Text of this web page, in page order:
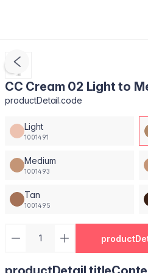
CC Cream 02 Light to
productDetail.code
Light
1001491
Medium
1001493
Tan
1001495